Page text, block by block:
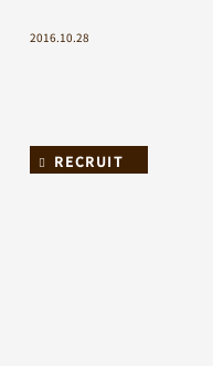
2016.10.28
RECRUIT